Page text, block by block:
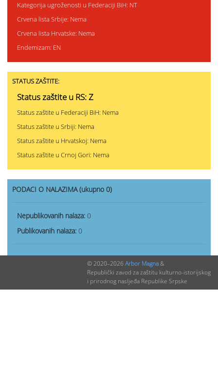
Kategorija ugroženosti u Federaciji BiH: NT
Crvena lista Srbije: Nema
Crvena lista Hrvatske: Nema
Endemizam: EN
STATUS ZAŠTITE:
Status zaštite u RS: Z
Status zaštite u Federaciji BiH: Nema
Status zaštite u Srbiji: Nema
Status zaštite u Hrvatskoj: Nema
Status zaštite u Crnoj Gori: Nema
PODACI O NALAZIMA (ukupno 0)
Nepublikovanih nalaza: 0
Publikovanih nalaza: 0
© 2020–2026 Arbor Magna&
Republički zavod za zaštitu kulturno-istorijskog
i prirodnog nasljeđa Republike Srpske